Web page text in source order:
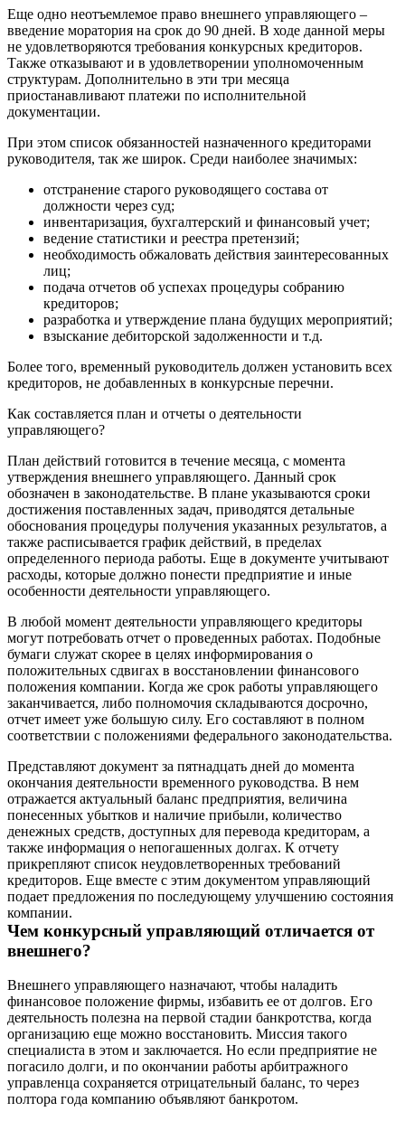
Еще одно неотъемлемое право внешнего управляющего –
введение моратория на срок до 90 дней. В ходе данной меры
не удовлетворяются требования конкурсных кредиторов.
Также отказывают и в удовлетворении уполномоченным
структурам. Дополнительно в эти три месяца
приостанавливают платежи по исполнительной
документации.
При этом список обязанностей назначенного кредиторами
руководителя, так же широк. Среди наиболее значимых:
отстранение старого руководящего состава от
должности через суд;
инвентаризация, бухгалтерский и финансовый учет;
ведение статистики и реестра претензий;
необходимость обжаловать действия заинтересованных
лиц;
подача отчетов об успехах процедуры собранию
кредиторов;
разработка и утверждение плана будущих мероприятий;
взыскание дебиторской задолженности и т.д.
Более того, временный руководитель должен установить всех
кредиторов, не добавленных в конкурсные перечни.
Как составляется план и отчеты о деятельности
управляющего?
План действий готовится в течение месяца, с момента
утверждения внешнего управляющего. Данный срок
обозначен в законодательстве. В плане указываются сроки
достижения поставленных задач, приводятся детальные
обоснования процедуры получения указанных результатов, а
также расписывается график действий, в пределах
определенного периода работы. Еще в документе учитывают
расходы, которые должно понести предприятие и иные
особенности деятельности управляющего.
В любой момент деятельности управляющего кредиторы
могут потребовать отчет о проведенных работах. Подобные
бумаги служат скорее в целях информирования о
положительных сдвигах в восстановлении финансового
положения компании. Когда же срок работы управляющего
заканчивается, либо полномочия складываются досрочно,
отчет имеет уже большую силу. Его составляют в полном
соответствии с положениями федерального законодательства.
Представляют документ за пятнадцать дней до момента
окончания деятельности временного руководства. В нем
отражается актуальный баланс предприятия, величина
понесенных убытков и наличие прибыли, количество
денежных средств, доступных для перевода кредиторам, а
также информация о непогашенных долгах. К отчету
прикрепляют список неудовлетворенных требований
кредиторов. Еще вместе с этим документом управляющий
подает предложения по последующему улучшению состояния
компании.
Чем конкурсный управляющий отличается от
внешнего?
Внешнего управляющего назначают, чтобы наладить
финансовое положение фирмы, избавить ее от долгов. Его
деятельность полезна на первой стадии банкротства, когда
организацию еще можно восстановить. Миссия такого
специалиста в этом и заключается. Но если предприятие не
погасило долги, и по окончании работы арбитражного
управленца сохраняется отрицательный баланс, то через
полтора года компанию объявляют банкротом.